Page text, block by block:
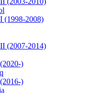
I (1998-2008)
II (2007-2014)
(2020-)
(2016-)